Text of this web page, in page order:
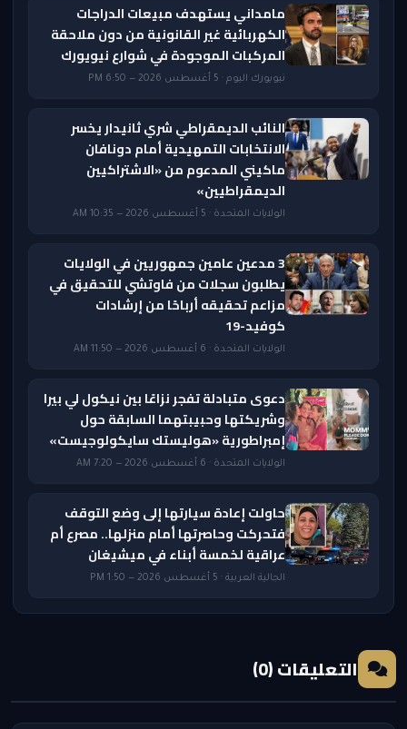
مامداني يستهدف مبيعات الدراجات
الكهربائية غير القانونية من دون ملاحقة
المركبات الموجودة في شوارع نيويورك
نيويورك اليوم · 5 أغسطس 2026 — 6:50 PM
النائب الديمقراطي شري ثانيدار يخسر
الانتخابات التمهيدية أمام دونافان
ماكيني المدعوم من «الاشتراكيين
الديمقراطيين»
الولايات المتحدة · 5 أغسطس 2026 — 10:35 AM
3 مدعين عامين جمهوريين في الولايات
يطلبون سجلات من فاوتشي للتحقيق في
مزاعم تحقيقه أرباحًا من إرشادات
كوفيد-19
الولايات المتحدة · 6 أغسطس 2026 — 11:50 AM
دعوى متبادلة تفجر نزاعًا بين نيكول لي بيرا
وشريكتها وحبيبتهما السابقة حول
إمبراطورية «هوليستك سايكولوجيست»
الولايات المتحدة · 6 أغسطس 2026 — 7:20 AM
حاولت إعادة سيارتها إلى وضع التوقف
فتحركت وحاصرتها أمام منزلها.. مصرع أم
عراقية لخمسة أبناء في ميشيغان
الجالية العربية · 5 أغسطس 2026 — 1:50 PM
التعليقات (0)